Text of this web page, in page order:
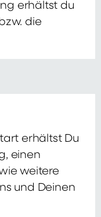
erhältst du
die
erhältst Du
einen
weitere
und Deinen